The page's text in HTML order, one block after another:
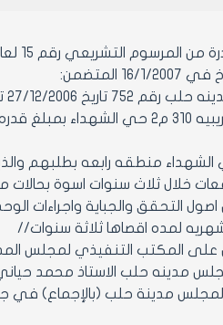
15 لعام 1971 ولائحته التنفيذية تعديلاتهما
121 في محله حي الشهداء منطقه رابعه
ثلاث سنوات اسوة بحالات
لكم بان الفقرة ب من المادة 44 من اصول التحقق
لمده اقصاها ثلاثة سنوات//
على المكتب التنفيذي لمجلس
حلب الاستاذ محمد حياني
حلب (بالإجماع) في جلسته رقم 5